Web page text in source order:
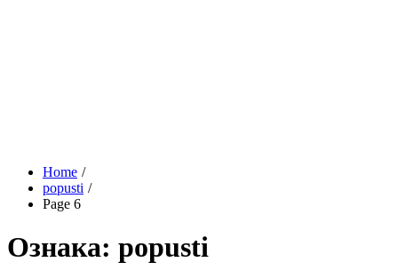
Home
popusti
Page 6
Ознака: popusti